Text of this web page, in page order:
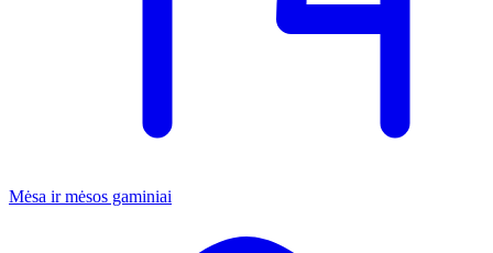
Mėsa ir mėsos gaminiai